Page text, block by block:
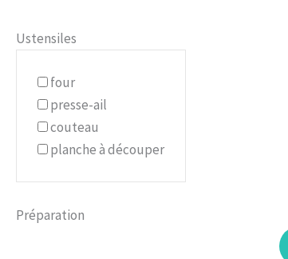
Ustensiles
four
presse-ail
couteau
planche à découper
Préparation